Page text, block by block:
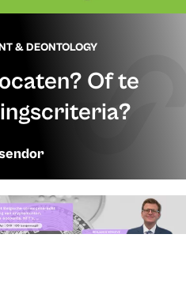
& DEONTOLOGY
Of te